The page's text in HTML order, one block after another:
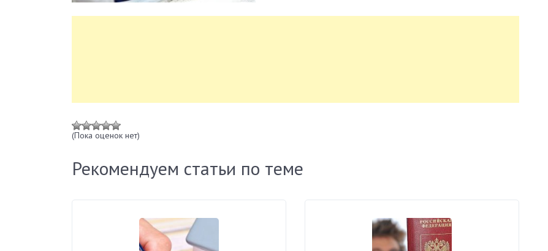
(Пока оценок нет)
Рекомендуем статьи по теме